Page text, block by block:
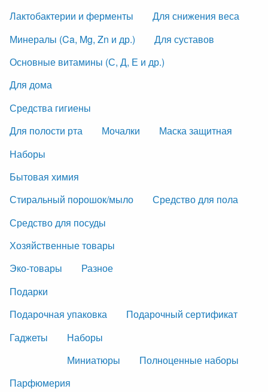
Лактобактерии и ферменты
Для снижения веса
Минералы (Ca, Mg, Zn и др.)
Для суставов
Основные витамины (С, Д, Е и др.)
Для дома
Средства гигиены
Для полости рта
Мочалки
Маска защитная
Наборы
Бытовая химия
Стиральный порошок/мыло
Средство для пола
Средство для посуды
Хозяйственные товары
Эко-товары
Разное
Подарки
Подарочная упаковка
Подарочный сертификат
Гаджеты
Наборы
Миниатюры
Полноценные наборы
Парфюмерия